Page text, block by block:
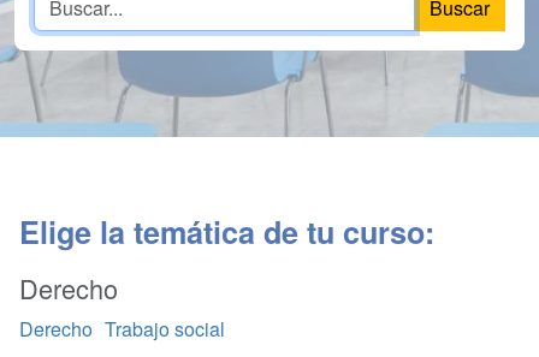
Elige la temática de tu curso:
Derecho
Derecho Trabajo social